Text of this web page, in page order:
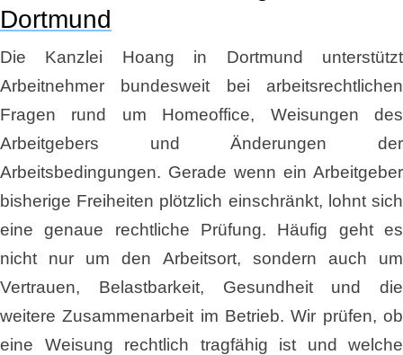
Dortmund
Die Kanzlei Hoang in Dortmund unterstützt
Arbeitnehmer bundesweit bei arbeitsrechtlichen
Fragen rund um Homeoffice, Weisungen des
Arbeitgebers und Änderungen der
Arbeitsbedingungen. Gerade wenn ein Arbeitgeber
bisherige Freiheiten plötzlich einschränkt, lohnt sich
eine genaue rechtliche Prüfung. Häufig geht es
nicht nur um den Arbeitsort, sondern auch um
Vertrauen, Belastbarkeit, Gesundheit und die
weitere Zusammenarbeit im Betrieb. Wir prüfen, ob
eine Weisung rechtlich tragfähig ist und welche